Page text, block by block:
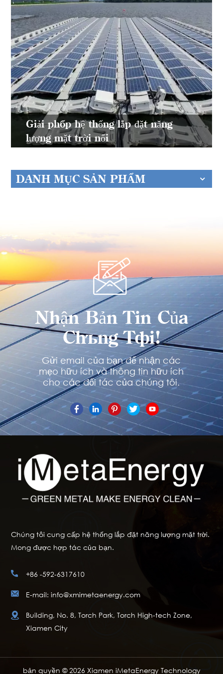
Giải pháp hệ thống lắp đặt năng
lượng mặt trời nổi
DANH MỤC SẢN PHẨM
Nhận Bản Tin Của
Chúng Tôi!
Gửi email của bạn để nhận các
mẹo hữu ích và thông tin hữu ích
cho các đối tác của chúng tôi.
Chúng tôi cung cấp hệ thống lắp đặt năng lượng mặt trời.
Mong được hợp tác của bạn.
+86 -592-6317610
E-mail: info@xmimetaenergy.com
Building, No. 8, Torch Park, Torch High-tech Zone,
Xiamen City
bản quyền © 2026 Xiamen iMetaEnergy Technology